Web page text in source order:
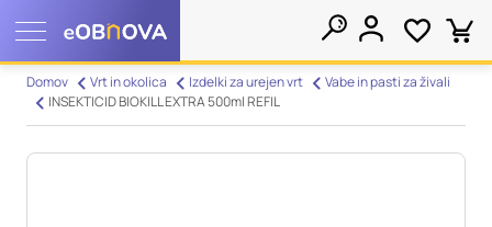
Domov Vrt in okolica Izdelki za urejen vrt
Vabe in pasti za živali
INSEKTICID BIOKILL EXTRA 500ml REFIL
Nastavitve piškotkov